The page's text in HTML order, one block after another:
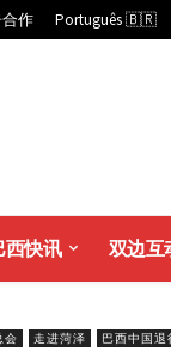
作 Português 🇧🇷
西快讯 双边互
会 走进菏泽 巴西中国